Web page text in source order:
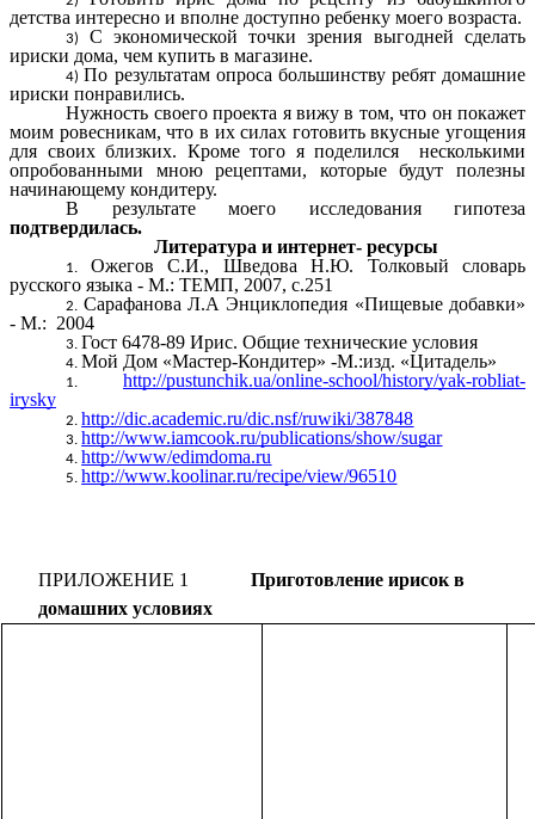
детства интересно и вполне доступно ребенку моего возраста.
С экономической точки зрения выгодней сделать
ириски дома, чем купить в магазине.
По результатам опроса большинству ребят домашние
ириски понравились.
Нужность своего проекта я вижу в том, что он покажет
моим ровесникам, что в их силах готовить вкусные угощения
для своих близких. Кроме того я поделился несколькими
опробованными мною рецептами, которые будут полезны
начинающему кондитеру.
В результате моего исследования гипотеза
подтвердилась.
Литература и интернет- ресурсы
Ожегов С.И., Шведова Н.Ю. Толковый словарь
русского языка - М.: ТЕМП, 2007, с.251
Сарафанова Л.А Энциклопедия «Пищевые добавки»
- М.: 2004
Гост 6478-89 Ирис. Общие технические условия
Мой Дом «Мастер-Кондитер» -М.:изд. «Цитадель»
http://pustunchik.ua/online-school/history/yak-robliat-
irysky
http://dic.academic.ru/dic.nsf/ruwiki/387848
http://www.iamcook.ru/publications/show/sugar
http://www/edimdoma.ru
http://www.koolinar.ru/recipe/view/96510
ПРИЛОЖЕНИЕ 1
Приготовление ирисок в
домашних условиях